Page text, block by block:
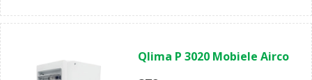
van
Qlima P 3020 Mobiele Airco